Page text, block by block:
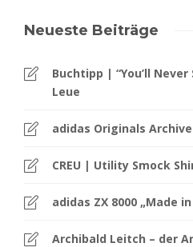
Neueste Beiträge
Buchtipp | “You’ll
Leue
adidas Originals Archive
CREU | Utility Smock
adidas ZX 8000 „Made
Archibald Leitch – der